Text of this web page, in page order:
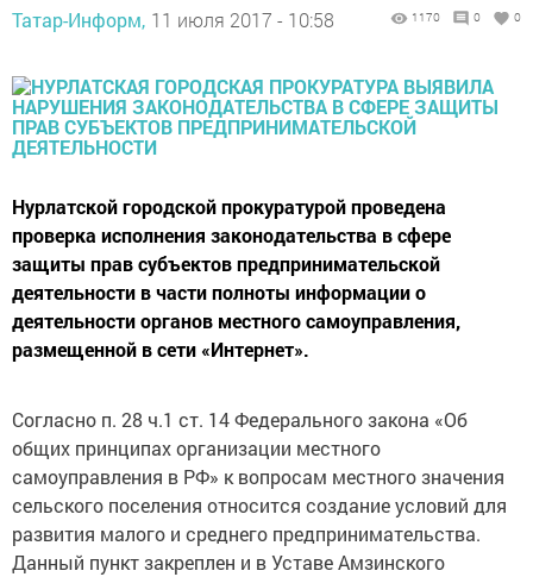
Татар-Информ, 11 июля 2017 - 10:58 1170 0 0
Нурлатской городской прокуратурой проведена
проверка исполнения законодательства в сфере
защиты прав субъектов предпринимательской
деятельности в части полноты информации о
деятельности органов местного самоуправления,
размещенной в сети «Интернет».
Согласно п. 28 ч.1 ст. 14 Федерального закона «Об
общих принципах организации местного
самоуправления в РФ» к вопросам местного значения
сельского поселения относится создание условий для
развития малого и среднего предпринимательства.
Данный пункт закреплен и в Уставе Амзинского